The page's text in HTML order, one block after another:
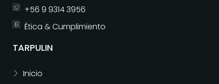
+56 9 9314 3956
Ética & Cumplimiento
TARPULIN
Inicio